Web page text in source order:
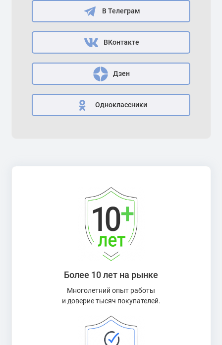
В Телеграм
ВКонтакте
Дзен
Одноклассники
Более 10 лет на рынке
Многолетний опыт работы
и доверие тысяч покупателей.